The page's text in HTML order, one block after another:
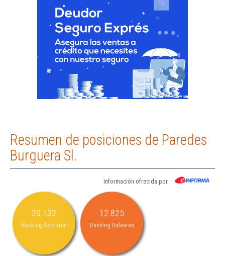
Resumen de posiciones de Paredes
Burguera Sl.
Información ofrecida por
20.132
Ranking Sectorial
12.825
Ranking Baleares